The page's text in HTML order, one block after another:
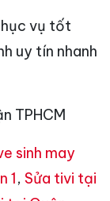
vụ tốt
uy tín nhanh
TPHCM
sinh may
1, Sửa tivi tại